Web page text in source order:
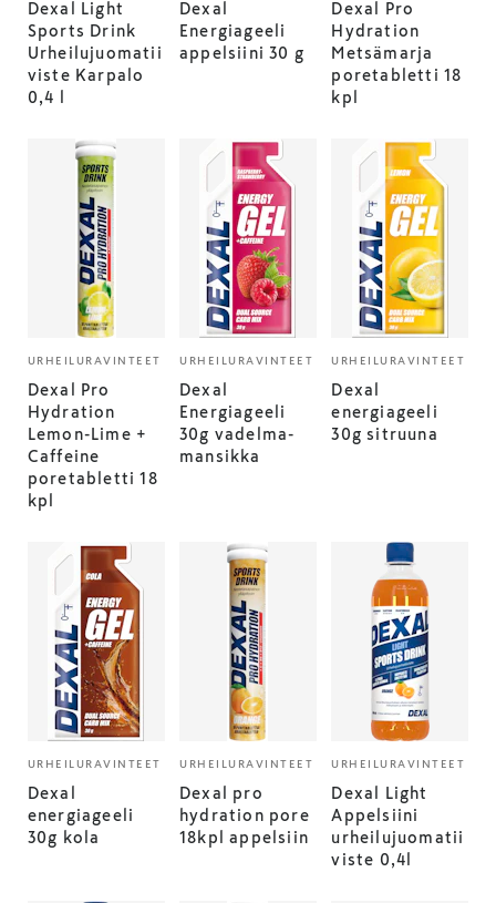
Dexal Light
Sports Drink
Urheilujuomatii
viste Karpalo
0,4 l
Dexal
Energiageeli
appelsiini 30 g
Dexal Pro
Hydration
Metsämarja
poretabletti 18
kpl
URHEILURAVINTEET
Dexal Pro
Hydration
Lemon-Lime +
Caffeine
poretabletti 18
kpl
URHEILURAVINTEET
Dexal
Energiageeli
30g vadelma-
mansikka
URHEILURAVINTEET
Dexal
energiageeli
30g sitruuna
URHEILURAVINTEET
Dexal
energiageeli
30g kola
URHEILURAVINTEET
Dexal pro
hydration pore
18kpl appelsiin
URHEILURAVINTEET
Dexal Light
Appelsiini
urheilujuomatii
viste 0,4l